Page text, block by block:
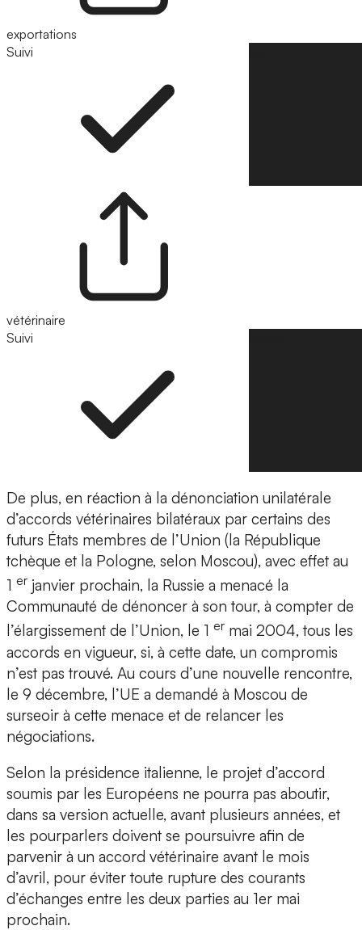
exportations
Suivi
vétérinaire
Suivi
De plus, en réaction à la dénonciation unilatérale
d’accords vétérinaires bilatéraux par certains des
futurs États membres de l’Union (la République
tchèque et la Pologne, selon Moscou), avec effet au
1 er janvier prochain, la Russie a menacé la
Communauté de dénoncer à son tour, à compter de
l’élargissement de l’Union, le 1 er mai 2004, tous les
accords en vigueur, si, à cette date, un compromis
n’est pas trouvé. Au cours d’une nouvelle rencontre,
le 9 décembre, l’UE a demandé à Moscou de
surseoir à cette menace et de relancer les
négociations.
Selon la présidence italienne, le projet d’accord
soumis par les Européens ne pourra pas aboutir,
dans sa version actuelle, avant plusieurs années, et
les pourparlers doivent se poursuivre afin de
parvenir à un accord vétérinaire avant le mois
d’avril, pour éviter toute rupture des courants
d’échanges entre les deux parties au 1er mai
prochain.